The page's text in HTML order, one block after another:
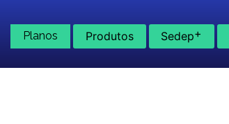
Planos Produtos Sedep+